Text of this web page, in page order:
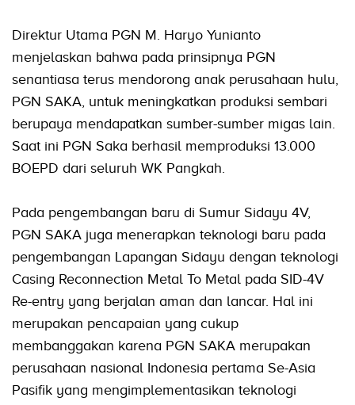
Direktur Utama PGN M. Haryo Yunianto
menjelaskan bahwa pada prinsipnya PGN
senantiasa terus mendorong anak perusahaan hulu,
PGN SAKA, untuk meningkatkan produksi sembari
berupaya mendapatkan sumber-sumber migas lain.
Saat ini PGN Saka berhasil memproduksi 13.000
BOEPD dari seluruh WK Pangkah.
Pada pengembangan baru di Sumur Sidayu 4V,
PGN SAKA juga menerapkan teknologi baru pada
pengembangan Lapangan Sidayu dengan teknologi
Casing Reconnection Metal To Metal pada SID-4V
Re-entry yang berjalan aman dan lancar. Hal ini
merupakan pencapaian yang cukup
membanggakan karena PGN SAKA merupakan
perusahaan nasional Indonesia pertama Se-Asia
Pasifik yang mengimplementasikan teknologi